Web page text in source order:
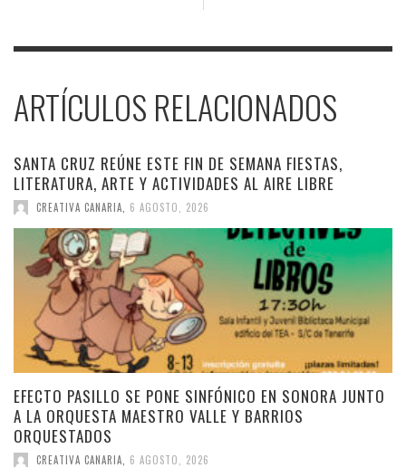
ARTÍCULOS RELACIONADOS
SANTA CRUZ REÚNE ESTE FIN DE SEMANA FIESTAS,
LITERATURA, ARTE Y ACTIVIDADES AL AIRE LIBRE
CREATIVA CANARIA 6 AGOSTO, 2026
EFECTO PASILLO SE PONE SINFÓNICO EN SONORA JUNTO
A LA ORQUESTA MAESTRO VALLE Y BARRIOS
ORQUESTADOS
CREATIVA CANARIA 6 AGOSTO, 2026